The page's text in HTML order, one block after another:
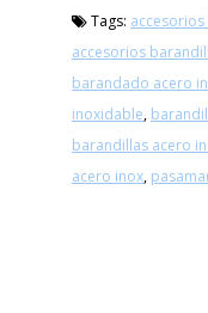
Tags:
accesorios
barandado acero
inoxidable,
barandillas acero
acero inox,